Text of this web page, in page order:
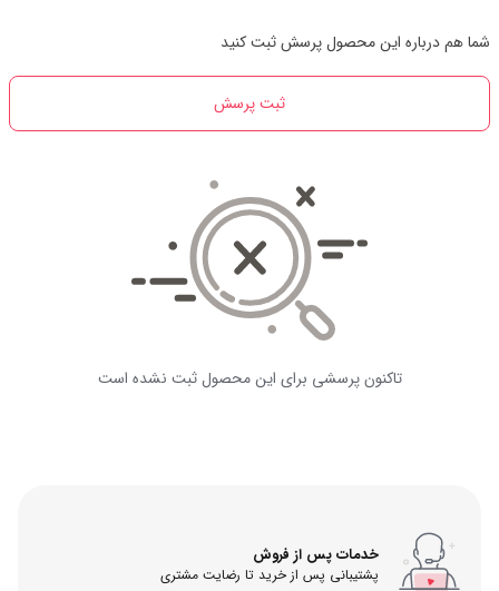
شما هم درباره این محصول پرسش ثبت کنید
ثبت پرسش
تاکنون پرسشی برای این محصول ثبت نشده است
خدمات پس از فروش
پشتیبانی پس از خرید تا رضایت مشتری